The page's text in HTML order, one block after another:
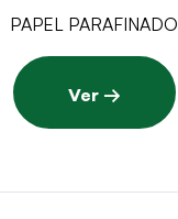
PAPEL PARAFINADO
Ver →